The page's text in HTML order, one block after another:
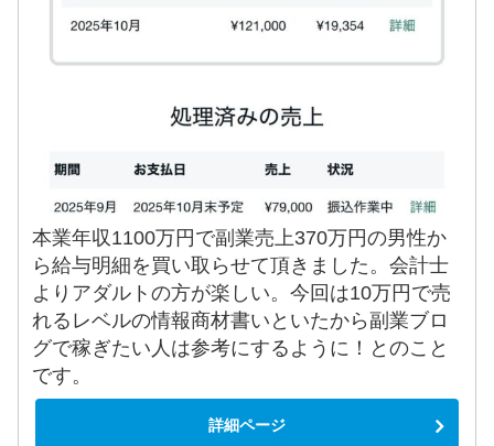
本業年収1100万円で副業売上370万円の男性か
ら給与明細を買い取らせて頂きました。会計士
よりアダルトの方が楽しい。今回は10万円で売
れるレベルの情報商材書いといたから副業ブロ
グで稼ぎたい人は参考にするように！とのこと
です。
詳細ページ